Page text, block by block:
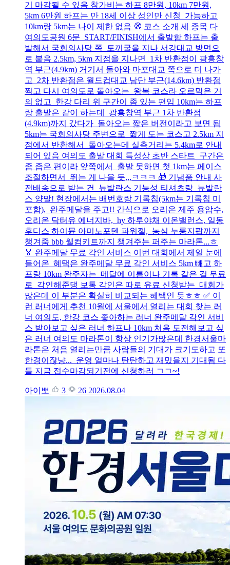
기 마감될 수 있음 참가비는 하프 8만원, 10km 7만원,
5km 6만원 하프는 만 18세 이상 성인만 신청 가능하고
10km랑 5km는 나이 제한 없음 🧭 코스 소개 세 종목 다
여의도공원 6문 START/FINISH에서 출발함 하프는 출
발해서 국회의사당 쪽 토끼굴을 지나 서강대교 방면으
로 붙음 2.5km, 5km 지점을 지나면 1차 반환점이 광흥창
역 부근(4.9km) 거기서 돌아와 마포대교 쪽으로 더 나가
고 2차 반환점은 월드컵대교 남단 부근(14.6km) 반환점
찍고 다시 여의도로 돌아오는 왕복 코스라 오르막은 거
의 없고 한강 다리 위 구간이 좀 있는 편임 10km는 하프
랑 출발은 같이 하는데 광흥창역 부근 1차 반환점
(4.9km)까지 갔다가 돌아오는 짧은 버전이라고 보면 됨
5km는 국회의사당 주변으로 짧게 도는 코스고 2.5km 지
점에서 반환해서 돌아오는데 실측거리는 5.4km로 안내
되어 있음 여의도 출발 대회 특성상 초반 스타트 구간은
좀 좁은 편이라 앞쪽에서 출발 못하면 첫 1km는 페이스
조절하면서 뛰는 게 나을 듯,,,ㅋㅋㅋ 🎁 기념품 안내 사
전배송으로 받는 건 뉴발란스 기능성 티셔츠랑 뉴발란
스 양말! 현장에서는 배번호랑 기록칩(5km는 기록칩 미
포함), 완주메달을 주고!! 간식으로 오리온 제주 용암수,
오리온 닥터유 에너지바, hy 하루야채 이온밸런스, 일동
후디스 하이뮨 아미노포텐 파워젤, 농심 누룽지팝까지
챙겨줌 bbb 웰컴키트까지 챙겨주는 퍼주는 마라톤...ㅎ
🏅 완주메달 무료 각인 서비스 이번 대회에서 제일 눈에
들어온 혜택은 완주메달 무료 각인 서비스 5km 빼고 하
프랑 10km 완주자는 메달에 이름이나 기록 같은 걸 무료
로 각인해준댕 보통 각인은 따로 유료 신청받는 대회가
많은데 이 부분은 확실히 비교되는 혜택인 듯ㅎㅎ ✅ 이
런 러너에게 추천 10월에 서울에서 열리는 대회 찾는 러
너 여의도, 한강 코스 좋아하는 러너 완주메달 각인 서비
스 받아보고 싶은 러너 하프나 10km 처음 도전해보고 싶
은 러너 여의도 마라톤이 항상 인기가많은데 한경서울마
라톤은 처음 열리는만큼 사람들의 기대가 크기도하고 또
한경이잖냥... 운영 얼마나 탄탄하고 재밌을지 기대됨 다
들 지금 접수마감되기전에 신청하러 ㄱㄱ~!
아이뽀 3 26 2026.08.04